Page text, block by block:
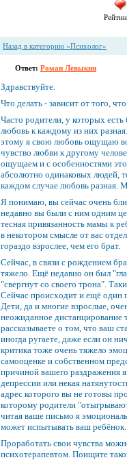
Назад в категорию «Психолог»
Ответ: Роман Левыкин
Здравствуйте.
Что делать - зависит от того,
Часто родители, у которых
любовь к каждому из них
этому я свою любовь ощущаю
чувство любви к другому
ощущаем и с особенностями
абсолютно одинаковых людей,
каждом случае любовь разная.
Я понимаю, вы сейчас очень
недавно вы были с ним одним
тесная привязанность мамы к
в некотором смысле от вас
гораздо взрослее, чем его брат.
Сейчас, в связи с рождением
тяжело. Ещё недавно он был
"свергнут со своего трона".
Сейчас происходит и ещё один
Дети, да и многие взрослые,
неожиданное дистанцирование
рассказываете о том, что ваш
иногда ругаете, даже если он
критика тоже очень тяжело
самооценке и собственном
причиной вашего раздражения
депрессии или некая
адрес которого вы не готовы
которому родители
читая ваше письмо я
может испытывать ваш
Проработать свои чувства
психотерапевтом. Поищите